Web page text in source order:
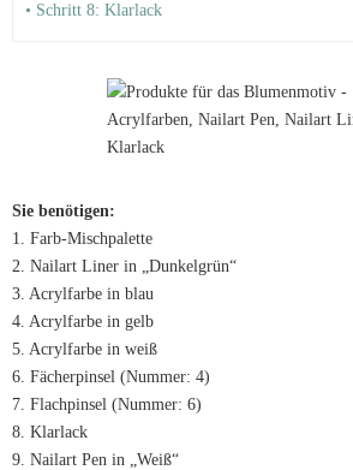
• Schritt 8: Klarlack
Sie benötigen:
1. Farb-Mischpalette
2. Nailart Liner in „Dunkelgrün“
3. Acrylfarbe in blau
4. Acrylfarbe in gelb
5. Acrylfarbe in weiß
6. Fächerpinsel (Nummer: 4)
7. Flachpinsel (Nummer: 6)
8. Klarlack
9. Nailart Pen in „Weiß“